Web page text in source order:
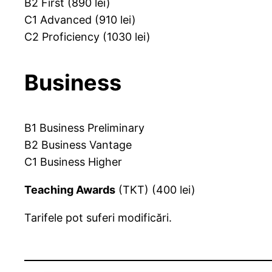
B2 First (890 lei)
C1 Advanced (910 lei)
C2 Proficiency (1030 lei)
Business
B1 Business Preliminary
B2 Business Vantage
C1 Business Higher
Teaching Awards (TKT) (400 lei)
Tarifele pot suferi modificări.